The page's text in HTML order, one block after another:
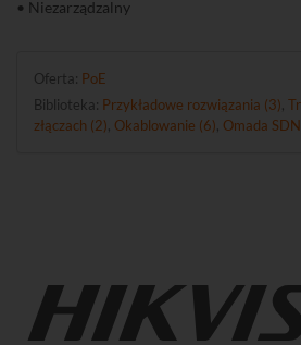
• Niezarządzalny
Oferta: PoE
Biblioteka: Przykładowe rozwiązania (3)
złączach (2) Okablowanie (6) Omada